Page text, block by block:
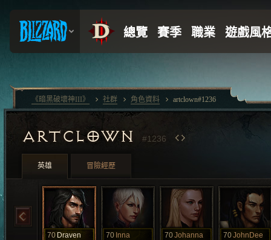
ARTCLOWN #1236
英雄 冒險經歷
70 Draven 70 Inna 70Johanna 70JohnDee
《暗黑破壞神III》 社群 角色資料 artclown#1236